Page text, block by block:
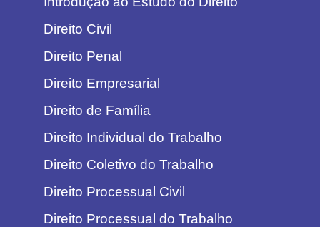
Direito Civil
Direito Penal
Direito Empresarial
Direito de Família
Direito Individual do Trabalho
Direito Coletivo do Trabalho
Direito Processual Civil
Direito Processual do Trabalho